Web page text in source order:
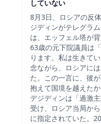
していない
8月3日、ロシアの反
ジディンがテレグラ
は、エッフェル塔が背
63歳の元下院議員は
ります。私は生きて
念ながら、ロシアに
た。この一言に、彼
抱えて国境を越えた
デジディンは「過激
受け、ロシア当局か
に指定されていた。